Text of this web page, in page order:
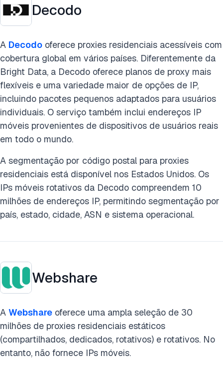
Decodo
A Decodo oferece proxies residenciais acessíveis com
cobertura global em vários países. Diferentemente da
Bright Data, a Decodo oferece planos de proxy mais
flexíveis e uma variedade maior de opções de IP,
incluindo pacotes pequenos adaptados para usuários
individuais. O serviço também inclui endereços IP
móveis provenientes de dispositivos de usuários reais
em todo o mundo.
A segmentação por código postal para proxies
residenciais está disponível nos Estados Unidos. Os
IPs móveis rotativos da Decodo compreendem 10
milhões de endereços IP, permitindo segmentação por
país, estado, cidade, ASN e sistema operacional.
Webshare
A Webshare oferece uma ampla seleção de 30
milhões de proxies residenciais estáticos
(compartilhados, dedicados, rotativos) e rotativos. No
entanto, não fornece IPs móveis.